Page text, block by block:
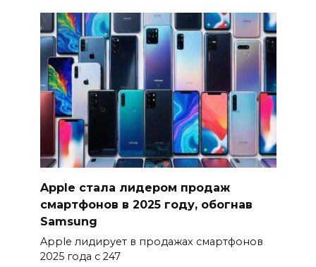
Apple стала лидером продаж
смартфонов в 2025 году, обогнав
Samsung
Apple лидирует в продажах смартфонов
2025 года с 247